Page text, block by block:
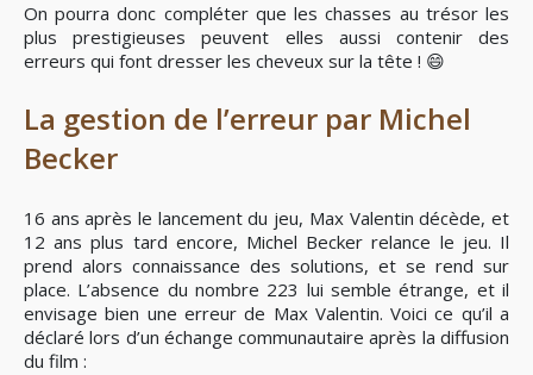
On pourra donc compléter que les chasses au trésor les
plus prestigieuses peuvent elles aussi contenir des
erreurs qui font dresser les cheveux sur la tête ! 😄
La gestion de l’erreur par Michel
Becker
16 ans après le lancement du jeu, Max Valentin décède, et
12 ans plus tard encore, Michel Becker relance le jeu. Il
prend alors connaissance des solutions, et se rend sur
place. L’absence du nombre 223 lui semble étrange, et il
envisage bien une erreur de Max Valentin. Voici ce qu’il a
déclaré lors d’un échange communautaire après la diffusion
du film :